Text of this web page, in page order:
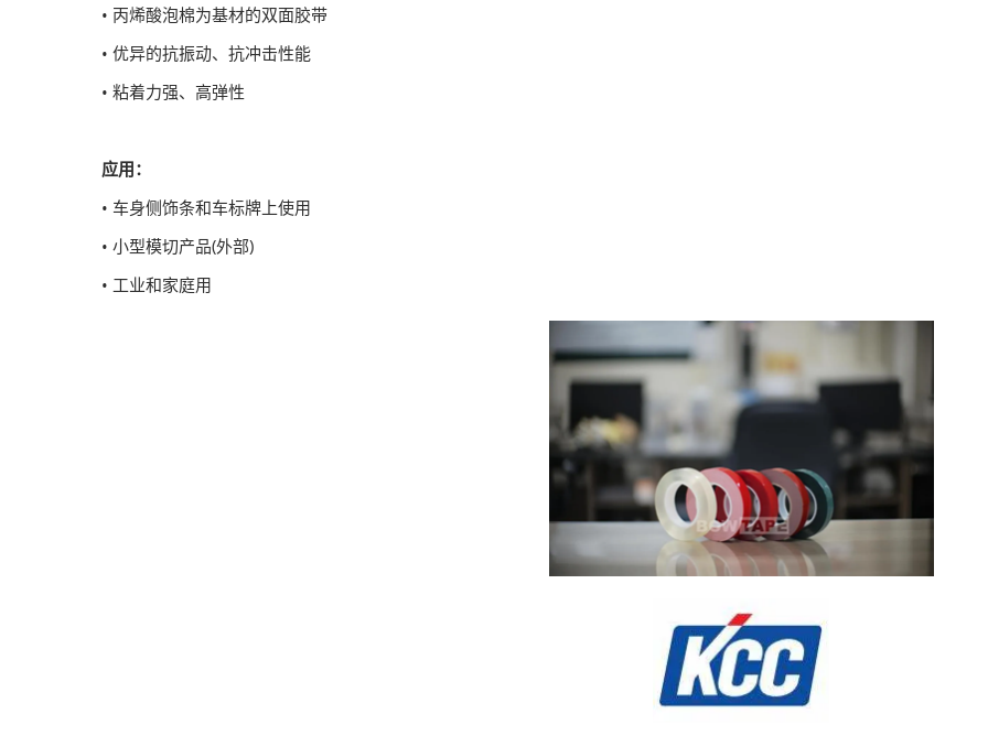
• 丙烯酸泡棉为基材的双面胶带
• 优异的抗振动、抗冲击性能
• 粘着力强、高弹性
应用：
• 车身侧饰条和车标牌上使用
• 小型模切产品(外部)
• 工业和家庭用